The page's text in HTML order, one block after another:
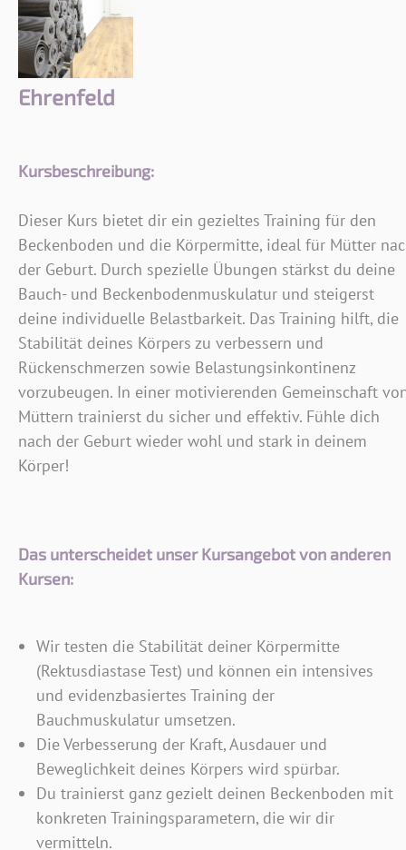
Ehrenfeld
Kursbeschreibung:
Dieser Kurs bietet dir ein gezieltes Training für den
Beckenboden und die Körpermitte, ideal für Mütter
der Geburt. Durch spezielle Übungen stärkst du deine
Bauch- und Beckenbodenmuskulatur und steigerst
deine individuelle Belastbarkeit. Das Training hilft, die
Stabilität deines Körpers zu verbessern und
Rückenschmerzen sowie Belastungsinkontinenz
vorzubeugen. In einer motivierenden Gemeinschaft
Müttern trainierst du sicher und effektiv. Fühle dich
nach der Geburt wieder wohl und stark in deinem
Körper!
Das unterscheidet unser Kursangebot von anderen
Kursen:
Wir testen die Stabilität deiner Körpermitte
(Rektusdiastase Test) und können ein intensives
und evidenzbasiertes Training der
Bauchmuskulatur umsetzen.
Die Verbesserung der Kraft, Ausdauer und
Beweglichkeit deines Körpers wird spürbar.
Du trainierst ganz gezielt deinen Beckenboden mit
konkreten Trainingsparametern, die wir dir
vermitteln.